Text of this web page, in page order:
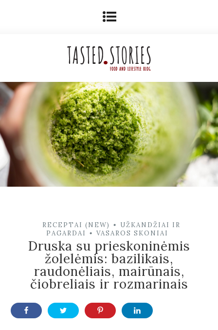
RECEPTAI (NEW) •
UŽKANDŽIAI IR
PAGARDAI
• VASAROS SKONIAI
Druska su prieskoninėmis
žolelėmis: bazilikais,
raudonėliais, mairūnais,
čiobreliais ir rozmarinais